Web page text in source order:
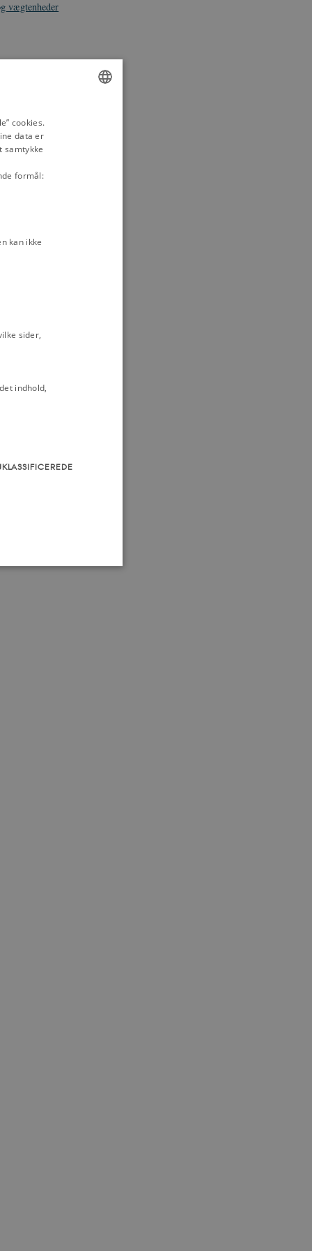
vægtenheder
socialpolitik
cookies.
data er
samtykke
formål:
kan ikke
sider,
indhold,
navigation mm.
statistiske data ift.
Dette ser ud til
websteder.
for Youtube-
videoer.